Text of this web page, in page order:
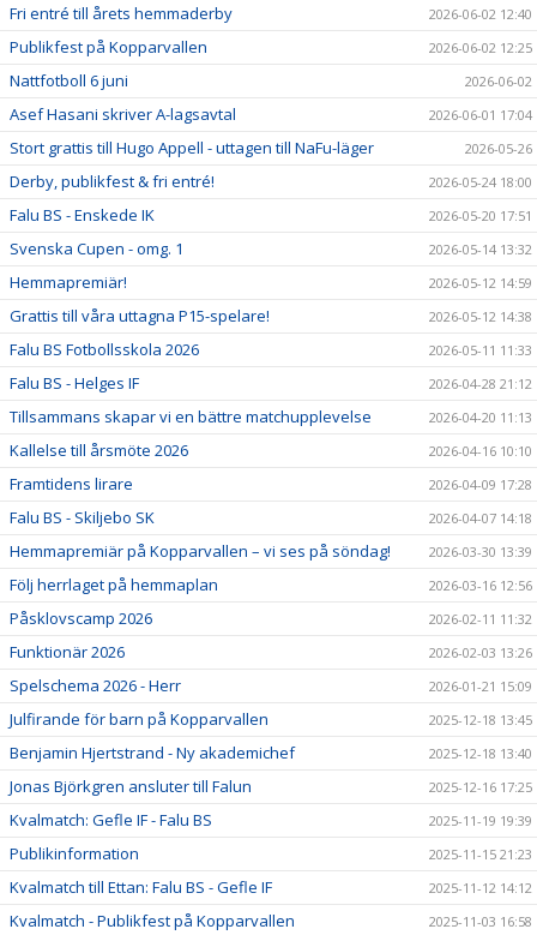
Fri entré till årets hemmaderby 2026-06-02 12:40
Publikfest på Kopparvallen 2026-06-02 12:25
Nattfotboll 6 juni 2026-06-02
Asef Hasani skriver A-lagsavtal 2026-06-01 17:04
Stort grattis till Hugo Appell - uttagen till NaFu-läger 2026-05-26
Derby, publikfest & fri entré! 2026-05-24 18:00
Falu BS - Enskede IK 2026-05-20 17:51
Svenska Cupen - omg. 1 2026-05-14 13:32
Hemmapremiär! 2026-05-12 14:59
Grattis till våra uttagna P15-spelare! 2026-05-12 14:38
Falu BS Fotbollsskola 2026 2026-05-11 11:33
Falu BS - Helges IF 2026-04-28 21:12
Tillsammans skapar vi en bättre matchupplevelse 2026-04-20 11:13
Kallelse till årsmöte 2026 2026-04-16 10:10
Framtidens lirare 2026-04-09 17:28
Falu BS - Skiljebo SK 2026-04-07 14:18
Hemmapremiär på Kopparvallen – vi ses på söndag! 2026-03-30 13:39
Följ herrlaget på hemmaplan 2026-03-16 12:56
Påsklovscamp 2026 2026-02-11 11:32
Funktionär 2026 2026-02-03 13:26
Spelschema 2026 - Herr 2026-01-21 15:09
Julfirande för barn på Kopparvallen 2025-12-18 13:45
Benjamin Hjertstrand - Ny akademichef 2025-12-18 13:40
Jonas Björkgren ansluter till Falun 2025-12-16 17:25
Kvalmatch: Gefle IF - Falu BS 2025-11-19 19:39
Publikinformation 2025-11-15 21:23
Kvalmatch till Ettan: Falu BS - Gefle IF 2025-11-12 14:12
Kvalmatch - Publikfest på Kopparvallen 2025-11-03 16:58